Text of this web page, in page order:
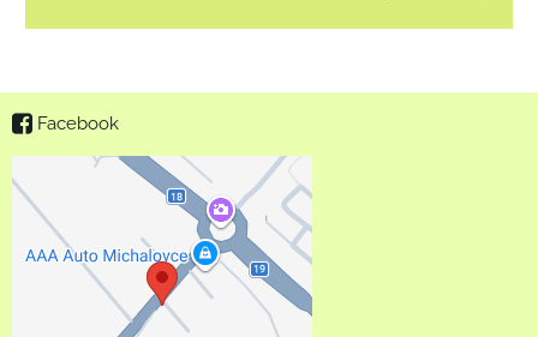
Facebook
Externý obsah je
blokovaný Voľbami
súkromia
Prajete si načítať externý